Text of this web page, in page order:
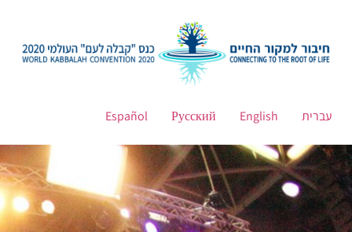
עברית English
Русский
Español